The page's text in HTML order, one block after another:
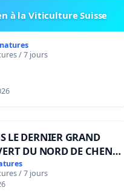
à la Viticulture Suisse
/ 7 jours
LE DERNIER GRAND
DU NORD DE CHENE-
/ 7 jours